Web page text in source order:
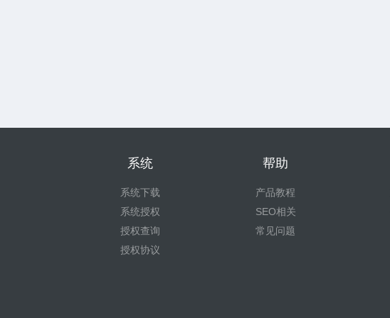
系统
系统下载
系统授权
授权查询
授权协议
帮助
产品教程
SEO相关
常见问题